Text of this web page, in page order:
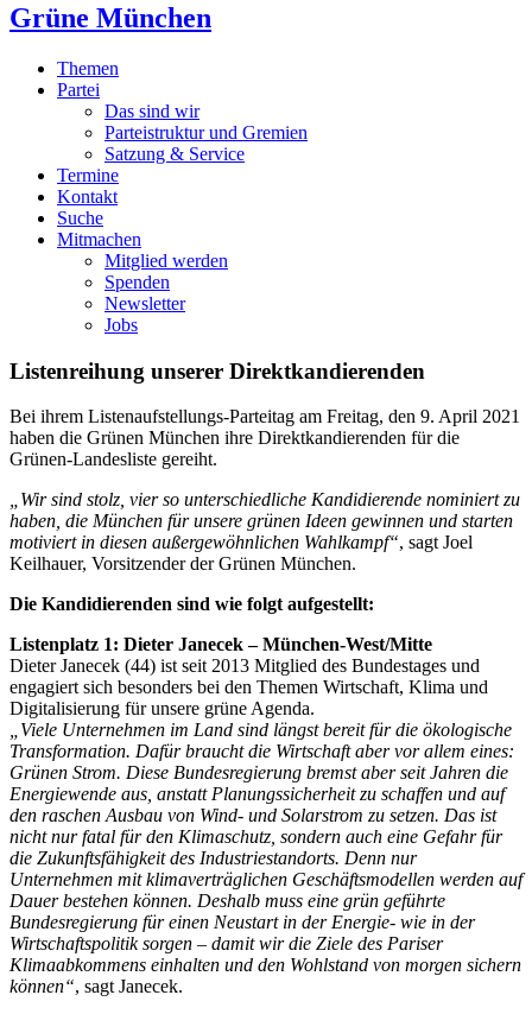
Grüne München
Themen
Partei
Das sind wir
Parteistruktur und Gremien
Satzung & Service
Termine
Kontakt
Suche
Mitmachen
Mitglied werden
Spenden
Newsletter
Jobs
Listenreihung unserer Direktkandierenden
Bei ihrem Listenaufstellungs-Parteitag am Freitag, den 9. April 2021
haben die Grünen München ihre Direktkandierenden für die
Grünen-Landesliste gereiht.
„Wir sind stolz, vier so unterschiedliche Kandidierende nominiert zu
haben, die München für unsere grünen Ideen gewinnen und starten
motiviert in diesen außergewöhnlichen Wahlkampf“, sagt Joel
Keilhauer, Vorsitzender der Grünen München.
Die Kandidierenden sind wie folgt aufgestellt:
Listenplatz 1: Dieter Janecek – München-West/Mitte
Dieter Janecek (44) ist seit 2013 Mitglied des Bundestages und
engagiert sich besonders bei den Themen Wirtschaft, Klima und
Digitalisierung für unsere grüne Agenda.
„Viele Unternehmen im Land sind längst bereit für die ökologische
Transformation. Dafür braucht die Wirtschaft aber vor allem eines:
Grünen Strom. Diese Bundesregierung bremst aber seit Jahren die
Energiewende aus, anstatt Planungssicherheit zu schaffen und auf
den raschen Ausbau von Wind- und Solarstrom zu setzen. Das ist
nicht nur fatal für den Klimaschutz, sondern auch eine Gefahr für
die Zukunftsfähigkeit des Industriestandorts. Denn nur
Unternehmen mit klimaverträglichen Geschäftsmodellen werden auf
Dauer bestehen können. Deshalb muss eine grün geführte
Bundesregierung für einen Neustart in der Energie- wie in der
Wirtschaftspolitik sorgen – damit wir die Ziele des Pariser
Klimaabkommens einhalten und den Wohlstand von morgen sichern
können“, sagt Janecek.